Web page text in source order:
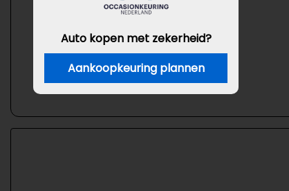
Auto kopen met zekerheid?
Aankoopkeuring plannen